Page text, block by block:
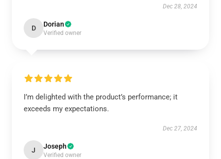
Dec 28, 2024
D Dorian
Verified owner
I’m delighted with the product’s performance; it
exceeds my expectations.
Dec 27, 2024
J Joseph
Verified owner